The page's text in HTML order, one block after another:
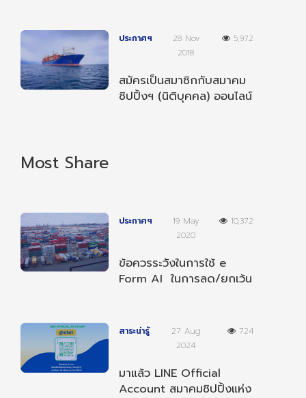
ประกาศฯ
28 Nov
2018
5,972
สมัครเป็นสมาชิกกับสมาคม
ชิปปิ้งฯ (นิติบุคคล) ออนไลน์
Most Share
ประกาศฯ
19 May
2020
10,372
ข้อควรระวังในการใช้ e
Form AI ในการลด/ยกเว้น
สาระน่ารู้
27 Aug
2024
724
มาแล้ว LINE Official
Account สมาคมชิปปิ้งแห่ง